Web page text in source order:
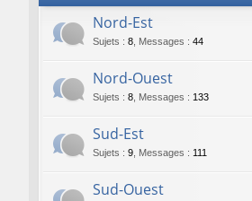
Nord-Est
Sujets : 8 Messages : 44
Nord-Ouest
Sujets : 8 Messages : 133
Sud-Est
Sujets : 9 Messages : 111
Sud-Ouest